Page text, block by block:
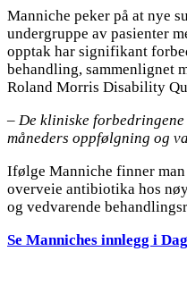
Manniche peker på at nye
undergruppe av pasienter
opptak har signifikant
behandling, sammenlignet
Roland Morris Disability
– De kliniske
måneders oppfølgning og
Ifølge Manniche finner
overveie antibiotika hos
og vedvarende
Se Manniches innlegg i